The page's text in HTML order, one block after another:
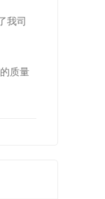
我司
质量